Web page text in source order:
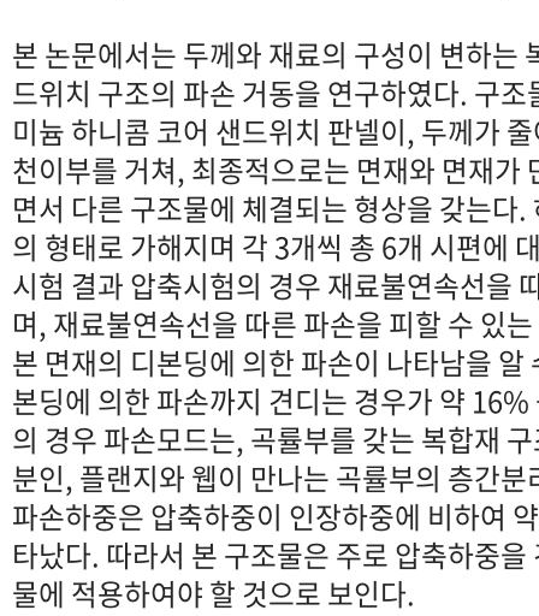
본 논문에서는 두께와 재료의 구성이 변하는
드위치 구조의 파손 거동을 연구하였다. 구
미늄 하니콤 코어 샌드위치 판넬이, 두께가
천이부를 거쳐, 최종적으로는 면재와 면재가
면서 다른 구조물에 체결되는 형상을 갖는다
의 형태로 가해지며 각 3개씩 총 6개 시편에
시험 결과 압축시험의 경우 재료불연속선을
며, 재료불연속선을 따른 파손을 피할 수 있
본 면재의 디본딩에 의한 파손이 나타남을
본딩에 의한 파손까지 견디는 경우가 약
의 경우 파손모드는, 곡률부를 갖는 복합재
분인, 플랜지와 웹이 만나는 곡률부의 층간
파손하중은 압축하중이 인장하중에 비하여
타났다. 따라서 본 구조물은 주로 압축하중
물에 적용하여야 할 것으로 보인다.